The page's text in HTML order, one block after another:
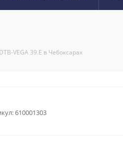
VEGA 39.E в Чебоксарах
610001303